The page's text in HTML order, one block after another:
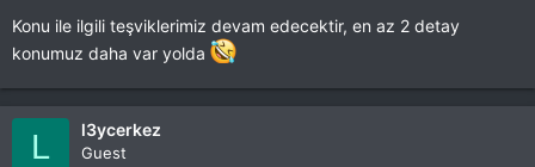
Konu ile ilgili teşviklerimiz devam edecektir, en az 2 detay
konumuz daha var yolda
L l3ycerkez
Guest